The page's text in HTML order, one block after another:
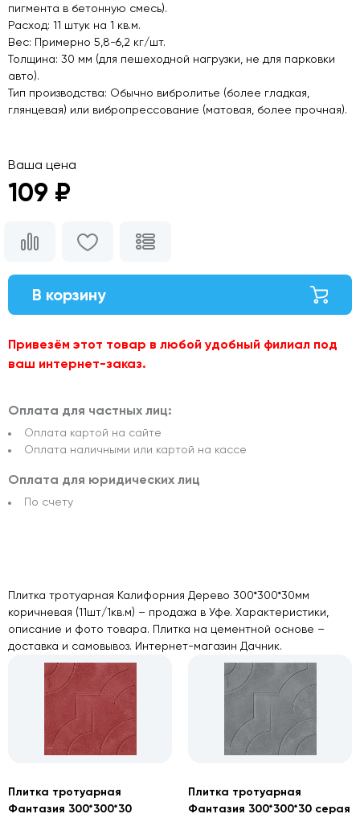
пигмента в бетонную смесь).
Расход: 11 штук на 1 кв.м.
Вес: Примерно 5,8-6,2 кг/шт.
Толщина: 30 мм (для пешеходной нагрузки, не для парковки
авто).
Тип производства: Обычно вибролитье (более гладкая,
глянцевая) или вибропрессование (матовая, более прочная).
Ваша цена
109 ₽
В корзину
Привезём этот товар в любой удобный филиал под
ваш интернет-заказ.
Оплата для частных лиц:
Оплата картой на сайте
Оплата наличными или картой на кассе
Оплата для юридических лиц
По счету
Плитка тротуарная Калифорния Дерево 300*300*30мм
коричневая (11шт/1кв.м) – продажа в Уфе. Характеристики,
описание и фото товара. Плитка на цементной основе –
доставка и самовывоз. Интернет-магазин Дачник.
Плитка тротуарная
Фантазия 300*300*30
Плитка тротуарная
Фантазия 300*300*30 серая